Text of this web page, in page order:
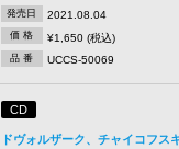
発売日 2021.08.04
価 格 ¥1,650 (税込)
品 番 UCCS-50069
CD
ドヴォルザーク、チャイコフス